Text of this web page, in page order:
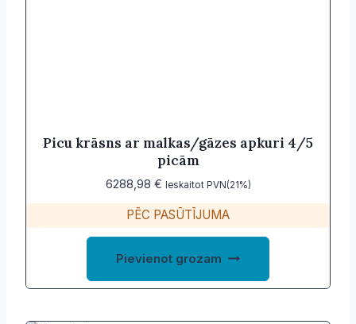
Picu krāsns ar malkas/gāzes apkuri 4/5
picām
6288,98 € Ieskaitot PVN(21%)
PĒC PASŪTĪJUMA
Pievienot grozam